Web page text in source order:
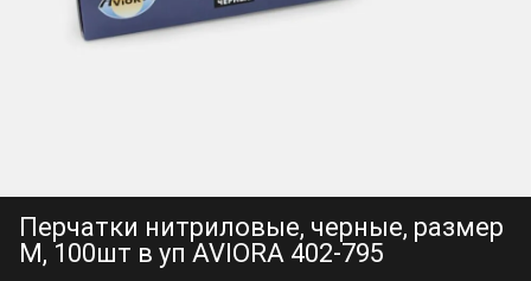
Перчатки нитриловые, черные, размер
M, 100шт в уп AVIORA 402-795